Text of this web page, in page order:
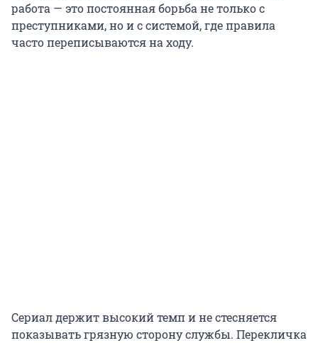
работа — это постоянная борьба не только с
преступниками, но и с системой, где правила
часто переписываются на ходу.
Сериал держит высокий темп и не стесняется
показывать грязную сторону службы. Перекличка